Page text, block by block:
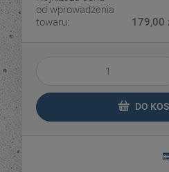
od wprowadzenia
towaru:
179,00
DO